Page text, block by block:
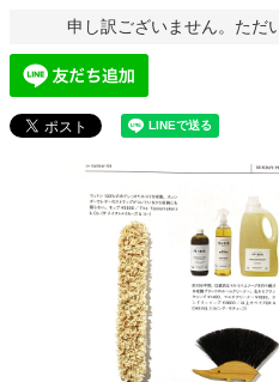
申し訳ございません。ただ